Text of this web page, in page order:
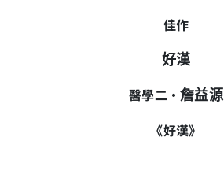
佳作
好漢
醫學二‧詹益源
《好漢》